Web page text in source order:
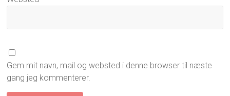
Gem mit navn, mail og websted i denne browser til næste
gang jeg kommenterer.